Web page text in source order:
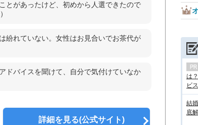
とがあったけど、初めから人選できたので
紛れていない。女性はお見合いでお茶代が
ドバイスを聞けて、自分で気付けていなか
詳細を見る(公式サイト)
は
ビ
結
底